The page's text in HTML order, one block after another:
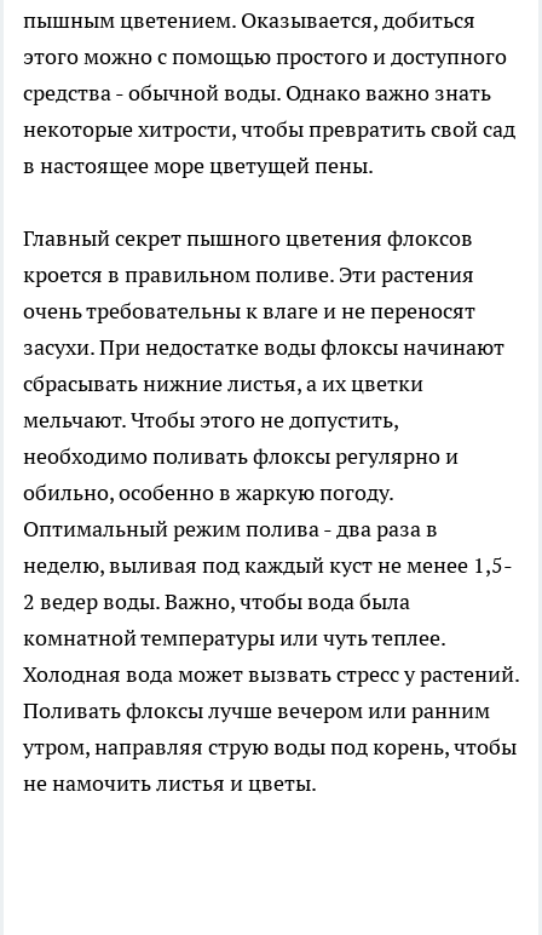
пышным цветением. Оказывается, добиться
этого можно с помощью простого и доступного
средства - обычной воды. Однако важно знать
некоторые хитрости, чтобы превратить свой сад
в настоящее море цветущей пены.
Главный секрет пышного цветения флоксов
кроется в правильном поливе. Эти растения
очень требовательны к влаге и не переносят
засухи. При недостатке воды флоксы начинают
сбрасывать нижние листья, а их цветки
мельчают. Чтобы этого не допустить,
необходимо поливать флоксы регулярно и
обильно, особенно в жаркую погоду.
Оптимальный режим полива - два раза в
неделю, выливая под каждый куст не менее 1,5-
2 ведер воды. Важно, чтобы вода была
комнатной температуры или чуть теплее.
Холодная вода может вызвать стресс у растений.
Поливать флоксы лучше вечером или ранним
утром, направляя струю воды под корень, чтобы
не намочить листья и цветы.